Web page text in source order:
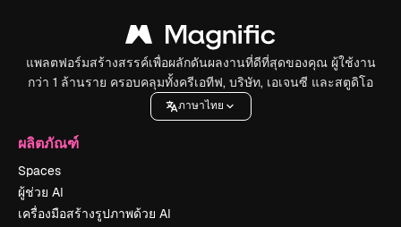
แพลตฟอร์มสร้างสรรค์เพื่อผลักดันผลงานที่ดีที่สุดของคุณ ผู้ใช้งาน
กว่า 1 ล้านราย ครอบคลุมทั้งครีเอทีฟ, บริษัท, เอเจนซี และสตูดิโอ
ภาษาไทย
ผลิตภัณฑ์
Spaces
ผู้ช่วย AI
เครื่องมือสร้างรูปภาพด้วย AI